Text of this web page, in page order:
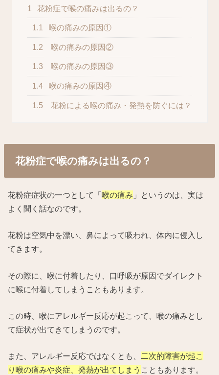
1 花粉症で喉の痛みは出るの？
1.1 喉の痛みの原因①
1.2 喉の痛みの原因②
1.3 喉の痛みの原因③
1.4 喉の痛みの原因④
1.5 花粉による喉の痛み・発熱を防ぐには？
花粉症で喉の痛みは出るの？
花粉症症状の一つとして「喉の痛み 」というのは、実は
よく聞く話なのです。
花粉は空気中を漂い、鼻によって吸われ、体内に侵入し
てきます。
その際に、喉に付着したり、口呼吸が原因でダイレクト
に喉に付着してしまうこともあります。
この時、喉にアレルギー反応が起こって、喉の痛みとし
て症状が出てきてしまうのです。
また、アレルギー反応ではなくとも、 二次的障害が起こ
り喉の痛みや炎症、発熱が出てしまう こともあります。